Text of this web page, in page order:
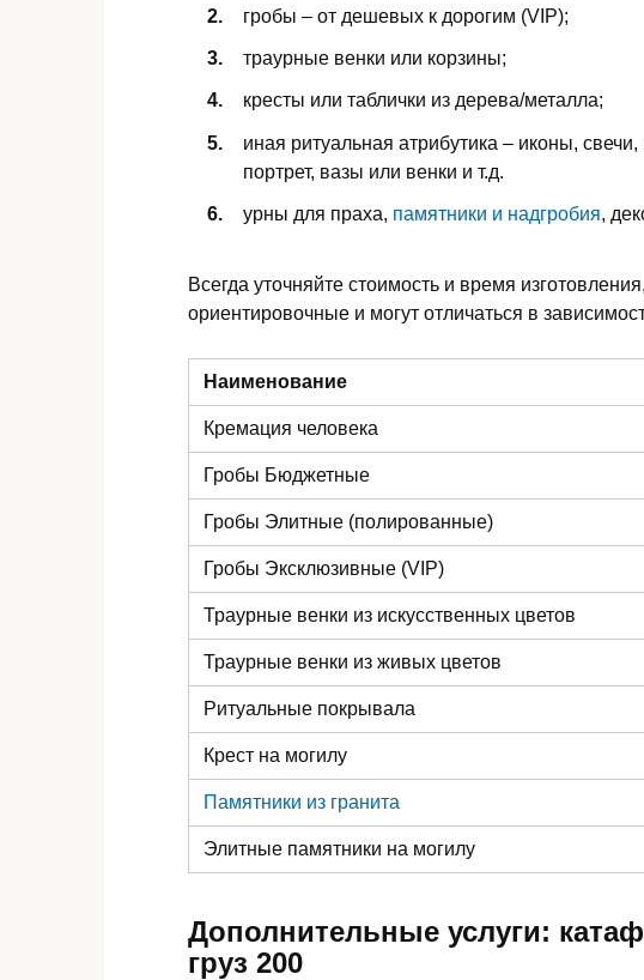
гробы – от дешевых к дорогим (VIP);
траурные венки или корзины;
кресты или таблички из дерева/металла;
иная ритуальная атрибутика – иконы,
портрет, вазы или венки и т.д.
урны для праха, памятники и надгробия,
Всегда уточняйте стоимость и время
ориентировочные и могут отличаться в
Наименование
Кремация человека
Гробы Бюджетные
Гробы Элитные (полированные)
Гробы Эксклюзивные (VIP)
Траурные венки из искусственных цветов
Траурные венки из живых цветов
Ритуальные покрывала
Крест на могилу
Памятники из гранита
Элитные памятники на могилу
Дополнительные услуги:
груз 200